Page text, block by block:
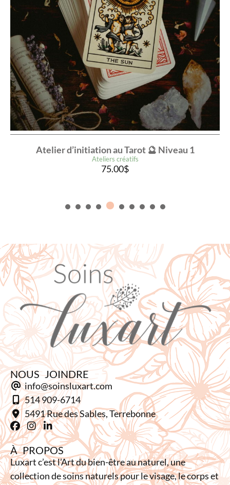
Atelier d’initiation au Tarot 🔮 Niveau 1
Ateliers créatifs
75.00$
NOUS JOINDRE
info@soinsluxart.com
514 909-6714
5491 Rue des Sables, Terrebonne
À PROPOS
Luxart c’est l’Art du bien-être au naturel, une
collection de soins naturels pour le visage, le corps et